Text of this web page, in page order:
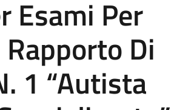
Esami Per
Rapporto Di
1 “Autista